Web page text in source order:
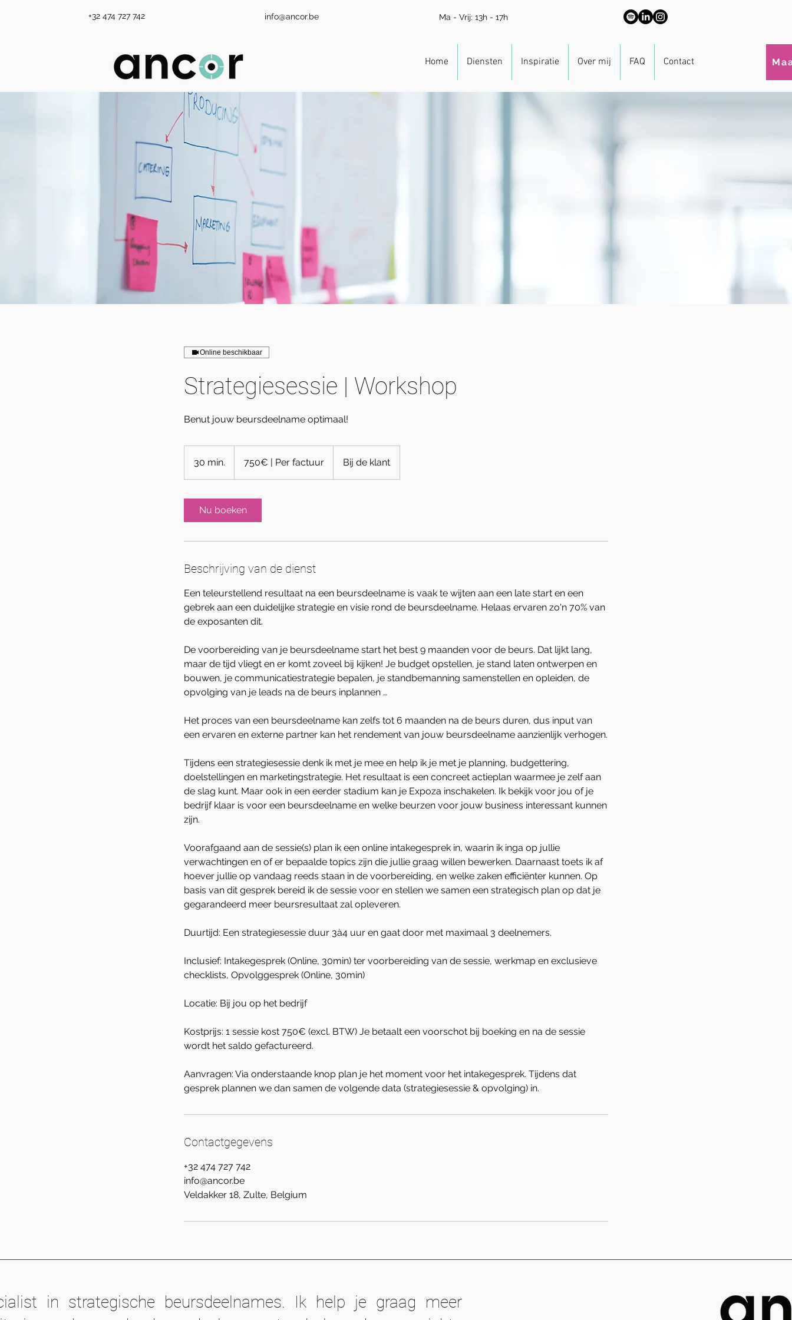
+32 474 727 742 info@ancor.be Ma - Vrij: 13h - 17h
Home Diensten Inspiratie Over mij FAQ Contact
Online beschikbaar
Strategiesessie | Workshop
Benut jouw beursdeelname optimaal!
30 min.
0
factuur
750€ | Per factuur Bij de klant
Nu boeken
Beschrijving van de dienst
Een teleurstellend resultaat na een beursdeelname is vaak te wijten aan een late start en een
gebrek aan een duidelijke strategie en visie rond de beursdeelname. Helaas ervaren zo'n 70% van
de exposanten dit.
De voorbereiding van je beursdeelname start het best 9 maanden voor de beurs. Dat lijkt lang,
maar de tijd vliegt en er komt zoveel bij kijken! Je budget opstellen, je stand laten ontwerpen en
bouwen, je communicatiestrategie bepalen, je standbemanning samenstellen en opleiden, de
opvolging van je leads na de beurs inplannen …
Het proces van een beursdeelname kan zelfs tot 6 maanden na de beurs duren, dus input van
een ervaren en externe partner kan het rendement van jouw beursdeelname aanzienlijk verhogen.
Tijdens een strategiesessie denk ik met je mee en help ik je met je planning, budgettering,
doelstellingen en marketingstrategie. Het resultaat is een concreet actieplan waarmee je zelf aan
de slag kunt. Maar ook in een eerder stadium kan je Expoza inschakelen. Ik bekijk voor jou of je
bedrijf klaar is voor een beursdeelname en welke beurzen voor jouw business interessant kunnen
zijn.
Voorafgaand aan de sessie(s) plan ik een online intakegesprek in, waarin ik inga op jullie
verwachtingen en of er bepaalde topics zijn die jullie graag willen bewerken. Daarnaast toets ik af
hoever jullie op vandaag reeds staan in de voorbereiding, en welke zaken efficiënter kunnen. Op
basis van dit gesprek bereid ik de sessie voor en stellen we samen een strategisch plan op dat je
gegarandeerd meer beursresultaat zal opleveren.
Duurtijd: Een strategiesessie duur 3à4 uur en gaat door met maximaal 3 deelnemers.
Inclusief: Intakegesprek (Online, 30min) ter voorbereiding van de sessie, werkmap en exclusieve
checklists, Opvolggesprek (Online, 30min)
Locatie: Bij jou op het bedrijf
Kostprijs: 1 sessie kost 750€ (excl. BTW) Je betaalt een voorschot bij boeking en na de sessie
wordt het saldo gefactureerd.
Aanvragen: Via onderstaande knop plan je het moment voor het intakegesprek. Tijdens dat
gesprek plannen we dan samen de volgende data (strategiesessie & opvolging) in.
Contactgegevens
+32 474 727 742
info@ancor.be
Veldakker 18, Zulte, Belgium
in strategische beursdeelnames. Ik help je graag meer